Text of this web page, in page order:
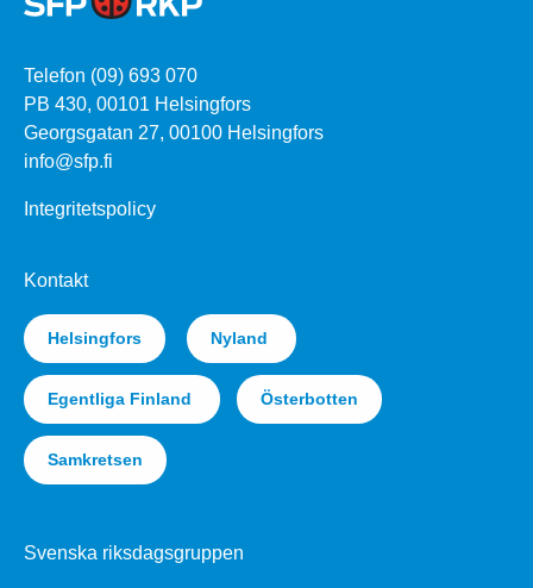
Telefon (09) 693 070
PB 430, 00101 Helsingfors
Georgsgatan 27, 00100 Helsingfors
info@sfp.fi
Integritetspolicy
Kontakt
Helsingfors Nyland
Egentliga Finland Österbotten
Samkretsen
Svenska riksdagsgruppen